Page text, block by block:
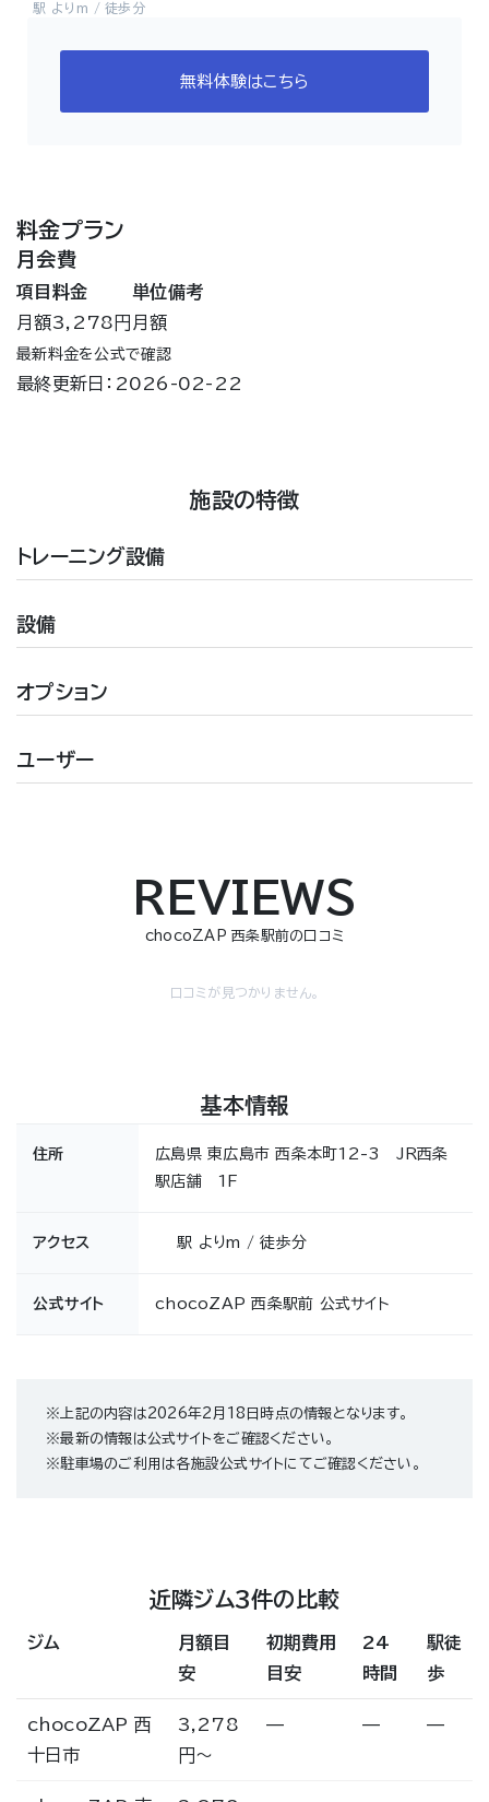
駅 よりm / 徒歩分
無料体験はこちら
料金プラン
月会費
項目 料金 単位備考
月額3,278円 月額
最新料金を公式で確認
最終更新日：2026-02-22
施設の特徴
トレーニング設備
設備
オプション
ユーザー
REVIEWS
chocoZAP 西条駅前の口コミ
口コミが見つかりません。
基本情報
住所
広島県 東広島市 西条本町12-3 JR西条
駅店舗 1F
アクセス 駅 よりm / 徒歩分
公式サイト chocoZAP 西条駅前 公式サイト
※上記の内容は2026年2月18日時点の情報となります。
※最新の情報は公式サイトをご確認ください。
※駐車場のご利用は各施設公式サイトにてご確認ください。
近隣ジム3件の比較
ジム
月額目
安
初期費用
目安
24
時間
駅徒
歩
chocoZAP 西
十日市
3,278
円〜
— — —